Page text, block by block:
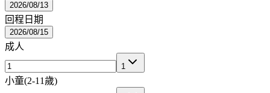
2026/08/13
回程日期
2026/08/15
成人
1
小童(2-11歲)